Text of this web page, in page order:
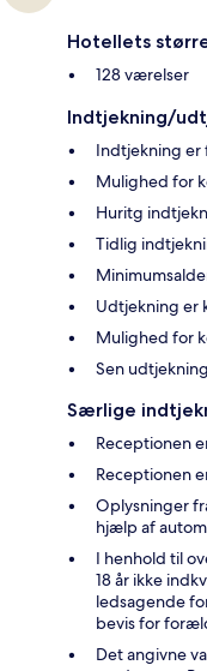
Hotellets
128 værelser
Indtjekning/
Indtjekning er
Mulighed for
Huritg
Tidlig
Udtjekning er
Mulighed for
Sen
Særlige
Receptionen
Receptionen
Oplysninger
hjælp af
I henhold til
18 år ikke
ledsagende
bevis for
Det angivne